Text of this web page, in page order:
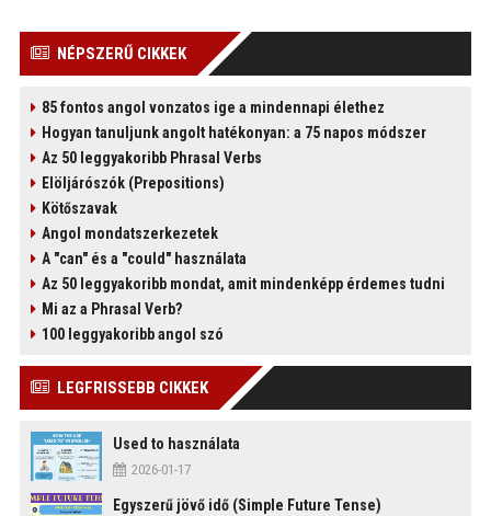
NÉPSZERŰ CIKKEK
85 fontos angol vonzatos ige a mindennapi élethez
Hogyan tanuljunk angolt hatékonyan: a 75 napos módszer
Az 50 leggyakoribb Phrasal Verbs
Elöljárószók (Prepositions)
Kötőszavak
Angol mondatszerkezetek
A "can" és a "could" használata
Az 50 leggyakoribb mondat, amit mindenképp érdemes tudni
Mi az a Phrasal Verb?
100 leggyakoribb angol szó
LEGFRISSEBB CIKKEK
Used to használata
2026-01-17
Egyszerű jövő idő (Simple Future Tense)